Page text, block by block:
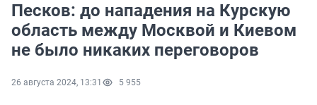
Песков: до нападения на Курскую
область между Москвой и Киевом
не было никаких переговоров
26 августа 2024, 13:31 5 955